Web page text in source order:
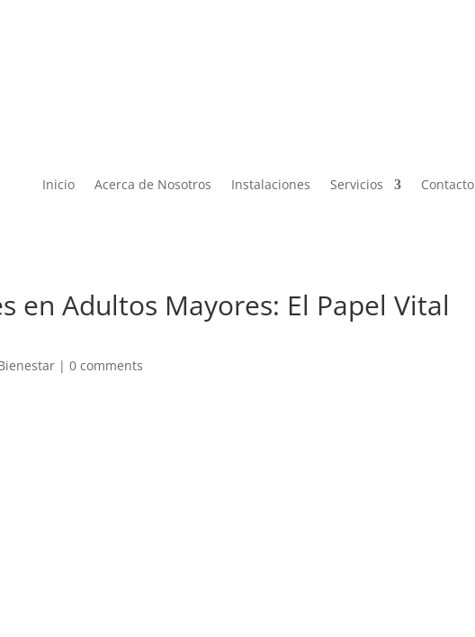
Inicio Acerca de Nosotros Instalaciones Servicios Contacto
en Adultos Mayores: El Papel Vital
|0 comments